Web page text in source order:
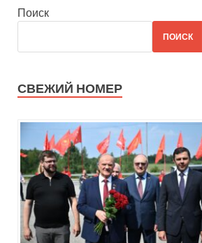
Поиск
ПОИСК
СВЕЖИЙ НОМЕР